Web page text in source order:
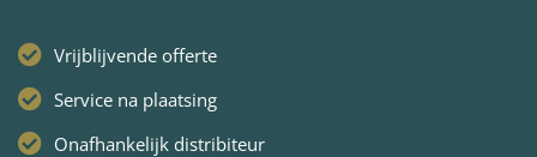
Vrijblijvende offerte
Service na plaatsing
Onafhankelijk distribiteur